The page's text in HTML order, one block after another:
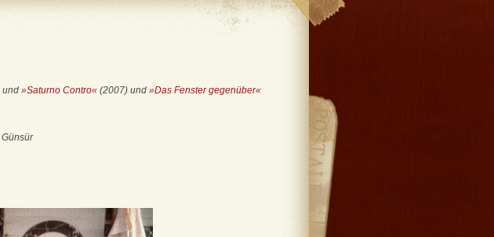
und »Saturno Contro« (2007) und »Das Fenster gegenüber«